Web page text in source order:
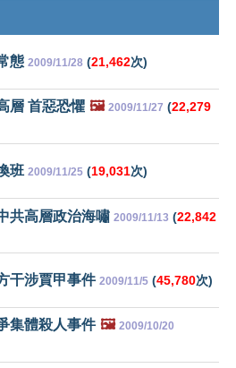
態 2009/11/28 (21,462次)
層 首惡恐懼 🖼️ 2009/11/27 (22,279
班 2009/11/25 (19,031次)
共高層政治海嘯 2009/11/13 (22,842
干涉賈甲事件 2009/11/5 (45,780次)
集體殺人事件 🖼️ 2009/10/20